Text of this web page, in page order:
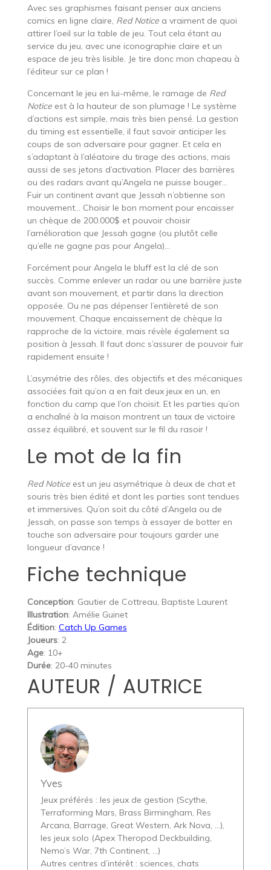
Avec ses graphismes faisant penser aux anciens
comics en ligne claire, Red Noticea vraiment de quoi
attirer l’oeil sur la table de jeu. Tout cela étant au
service du jeu, avec une iconographie claire et un
espace de jeu très lisible. Je tire donc mon chapeau à
l’éditeur sur ce plan !
Concernant le jeu en lui-même, le ramage de Red
Noticeest à la hauteur de son plumage ! Le système
d’actions est simple, mais très bien pensé. La gestion
du timing est essentielle, il faut savoir anticiper les
coups de son adversaire pour gagner. Et cela en
s’adaptant à l’aléatoire du tirage des actions, mais
aussi de ses jetons d’activation. Placer des barrières
ou des radars avant qu’Angela ne puisse bouger…
Fuir un continent avant que Jessah n’obtienne son
mouvement… Choisir le bon moment pour encaisser
un chèque de 200.000$ et pouvoir choisir
l’amélioration que Jessah gagne (ou plutôt celle
qu’elle ne gagne pas pour Angela)…
Forcément pour Angela le bluff est la clé de son
succès. Comme enlever un radar ou une barrière juste
avant son mouvement, et partir dans la direction
opposée. Ou ne pas dépenser l’entièreté de son
mouvement. Chaque encaissement de chèque la
rapproche de la victoire, mais révèle également sa
position à Jessah. Il faut donc s’assurer de pouvoir fuir
rapidement ensuite !
L’asymétrie des rôles, des objectifs et des mécaniques
associées fait qu’on a en fait deux jeux en un, en
fonction du camp que l’on choisit. Et les parties qu’on
a enchaîné à la maison montrent un taux de victoire
assez équilibré, et souvent sur le fil du rasoir !
Le mot de la fin
Red Noticeest un jeu asymétrique à deux de chat et
souris très bien édité et dont les parties sont tendues
et immersives. Qu’on soit du côté d’Angela ou de
Jessah, on passe son temps à essayer de botter en
touche son adversaire pour toujours garder une
longueur d’avance !
Fiche technique
Conception: Gautier de Cottreau, Baptiste Laurent
Illustration: Amélie Guinet
Édition: Catch Up Games
Joueurs: 2
Age: 10+
Durée: 20-40 minutes
AUTEUR / AUTRICE
Yves
Jeux préférés : les jeux de gestion (Scythe,
Terraforming Mars, Brass Birmingham, Res
Arcana, Barrage, Great Western, Ark Nova, …),
les jeux solo (Apex Theropod Deckbuilding,
Nemo’s War, 7th Continent, …)
Autres centres d’intérêt : sciences, chats